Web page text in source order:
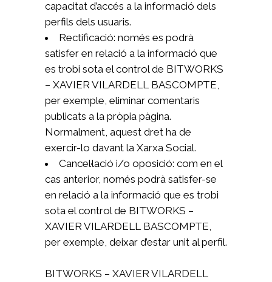
capacitat d’accés a la informació dels
perfils dels usuaris.
Rectificació: només es podrà
satisfer en relació a la informació que
es trobi sota el control de BITWORKS
– XAVIER VILARDELL BASCOMPTE,
per exemple, eliminar comentaris
publicats a la pròpia pàgina.
Normalment, aquest dret ha de
exercir-lo davant la Xarxa Social.
Cancel·lació i/o oposició: com en el
cas anterior, només podrà satisfer-se
en relació a la informació que es trobi
sota el control de BITWORKS –
XAVIER VILARDELL BASCOMPTE,
per exemple, deixar d’estar unit al perfil.
BITWORKS – XAVIER VILARDELL